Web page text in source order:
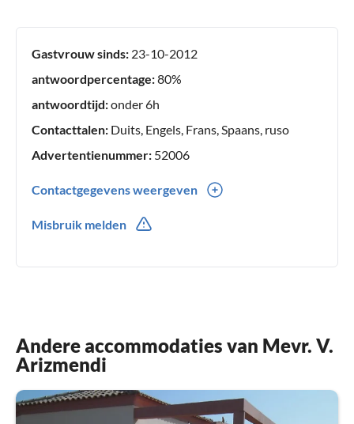
Gastvrouw sinds: 23-10-2012
antwoordpercentage:80%
antwoordtijd:onder 6h
Contacttalen: Duits, Engels, Frans, Spaans, ruso
Advertentienummer: 52006
Contactgegevens weergeven
Misbruik melden
Andere accommodaties van Mevr. V.
Arizmendi